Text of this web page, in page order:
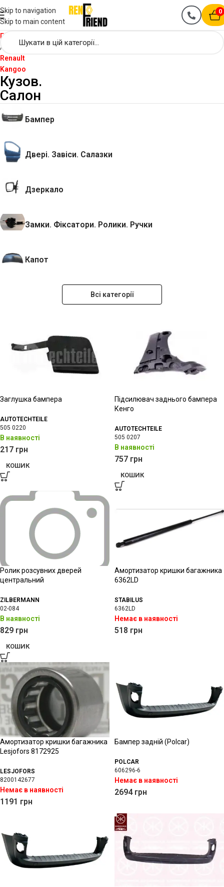
Skip to navigation
Skip to main content
0
Головна
Renault
Kangoo
Кузов.
Салон
Бампер
Двері. Завіси. Салазки
Дзеркало
Замки. Фіксатори. Ролики. Ручки
Капот
Всі категорії
Заглушка бампера
AUTOTECHTEILE
505 0220
В наявності
217 грн
КОШИК
Підсилювач заднього бампера
Кенго
AUTOTECHTEILE
505 0207
В наявності
757 грн
КОШИК
Ролик розсувних дверей
центральний
ZILBERMANN
02-084
В наявності
829 грн
КОШИК
Амортизатор кришки багажника
6362LD
STABILUS
6362LD
Немає в наявності
518 грн
Амортизатор кришки багажника
Lesjofors 8172925
LESJOFORS
8200142677
Немає в наявності
1191 грн
Бампер задній (Polcar)
POLCAR
606296-6
Немає в наявності
2694 грн